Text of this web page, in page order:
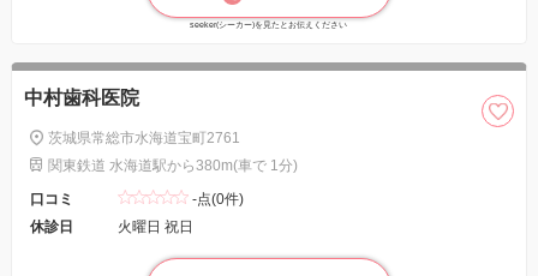
seeker(シーカー)を見たとお伝えください
中村歯科医院
茨城県常総市水海道宝町2761
関東鉄道 水海道駅から380m(車で 1分)
口コミ
-点(0件)
休診日
火曜日 祝日